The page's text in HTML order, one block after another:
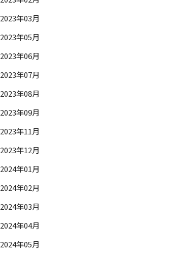
2023年03月
2023年05月
2023年06月
2023年07月
2023年08月
2023年09月
2023年11月
2023年12月
2024年01月
2024年02月
2024年03月
2024年04月
2024年05月